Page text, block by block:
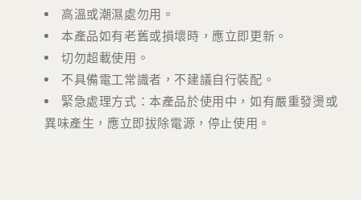
高溫或潮濕處勿用。
本產品如有老舊或損壞時，應立即更新。
切勿超載使用。
不具備電工常識者，不建議自行裝配。
緊急處理方式：本產品於使用中，如有嚴重發燙或
異味產生，應立即拔除電源，停止使用。